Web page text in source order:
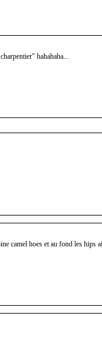
hahahaha...
camel hoes et au fond les hips